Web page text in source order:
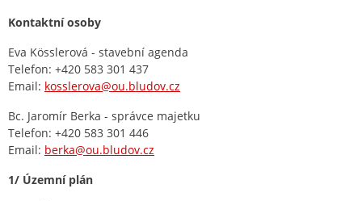
Kontaktní osoby
Eva Kösslerová - stavební agenda
Telefon: +420 583 301 437
Email: kosslerova@ou.bludov.cz
Bc. Jaromír Berka - správce majetku
Telefon: +420 583 301 446
Email: berka@ou.bludov.cz
1/ Územní plán